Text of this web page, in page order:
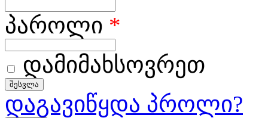
პაროლი *
დამიმახსოვრეთ
დაგავიწყდა პროლი?